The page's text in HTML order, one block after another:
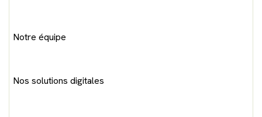
Notre équipe
Nos solutions digitales